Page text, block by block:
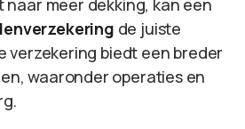
naar meer dekking, kan een
de juiste
verzekering biedt een breder
waaronder operaties en